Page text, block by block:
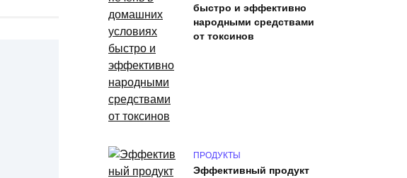
быстро и эффективно
народными средствами
от токсинов
ПРОДУКТЫ
Эффективный продукт